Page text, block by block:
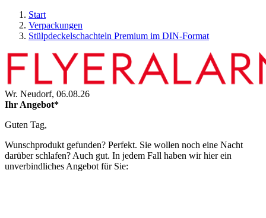
Start
Verpackungen
Stülpdeckelschachteln Premium im DIN-Format
Wr. Neudorf, 06.08.26
Ihr Angebot*
Guten Tag,
Wunschprodukt gefunden? Perfekt. Sie wollen noch eine Nacht
darüber schlafen? Auch gut. In jedem Fall haben wir hier ein
unverbindliches Angebot für Sie: